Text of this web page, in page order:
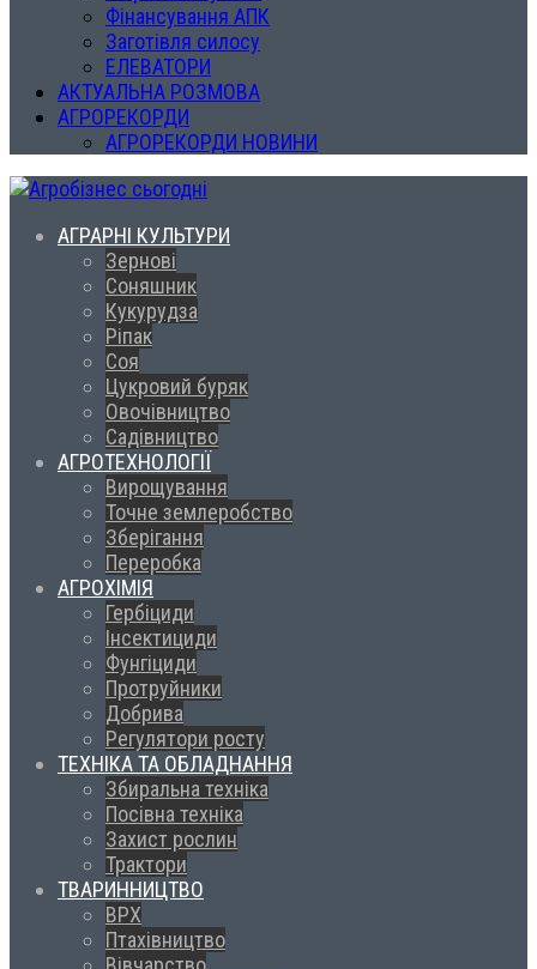
Фінансування АПК
Заготівля силосу
ЕЛЕВАТОРИ
АКТУАЛЬНА РОЗМОВА
АГРОРЕКОРДИ
АГРОРЕКОРДИ НОВИНИ
АГРАРНІ КУЛЬТУРИ
Зернові
Соняшник
Кукурудза
Ріпак
Соя
Цукровий буряк
Овочівництво
Садівництво
АГРОТЕХНОЛОГІЇ
Вирощування
Точне землеробство
Зберігання
Переробка
АГРОХІМІЯ
Гербіциди
Інсектициди
Фунгіциди
Протруйники
Добрива
Регулятори росту
ТЕХНІКА ТА ОБЛАДНАННЯ
Збиральна техніка
Посівна техніка
Захист рослин
Трактори
ТВАРИННИЦТВО
ВРХ
Птахівництво